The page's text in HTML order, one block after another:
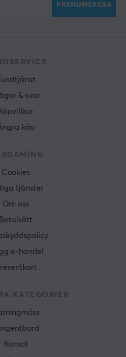
PRENUMERERA
& svar
Köpvillkor
köp
Cookies
tjänster
Om oss
Betalsätt
e-handel
KATEGORIER
Konsol